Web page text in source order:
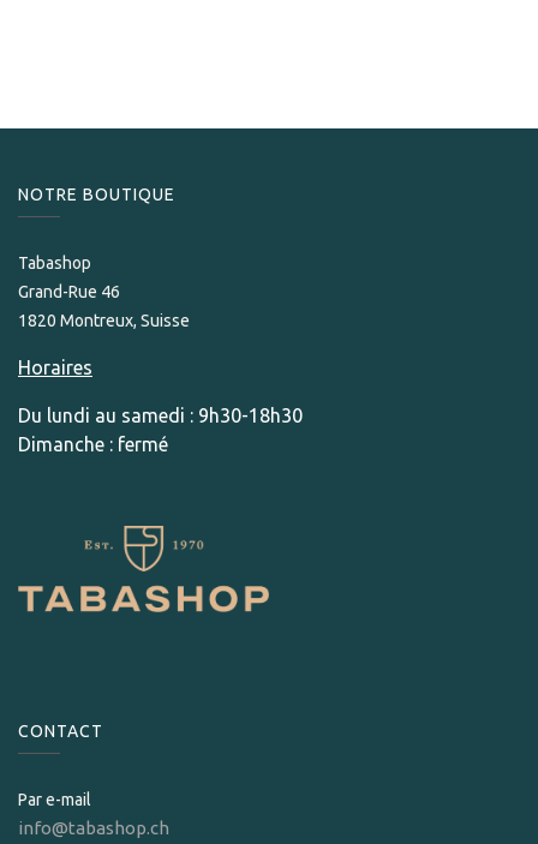
NOTRE BOUTIQUE
Tabashop
Grand-Rue 46
1820 Montreux, Suisse
Horaires
Du lundi au samedi : 9h30-18h30
Dimanche : fermé
CONTACT
Par e-mail
info@tabashop.ch